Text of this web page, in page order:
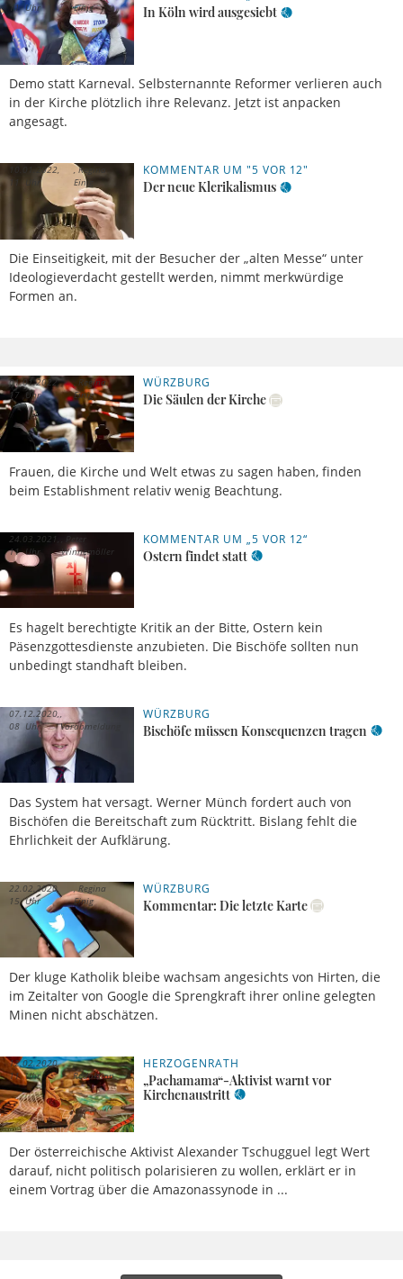
In Köln wird ausgesiebt
Demo statt Karneval. Selbsternannte Reformer verlieren auch
in der Kirche plötzlich ihre Relevanz. Jetzt ist anpacken
angesagt.
11 Uhr
Einig
KOMMENTAR UM "5 VOR 12"
Der neue Klerikalismus
Die Einseitigkeit, mit der Besucher der „alten Messe“ unter
Ideologieverdacht gestellt werden, nimmt merkwürdige
Formen an.
10.01.2022,
11 Uhr
Regina
Einig
WÜRZBURG
Die Säulen der Kirche
Frauen, die Kirche und Welt etwas zu sagen haben, finden
beim Establishment relativ wenig Beachtung.
01.01.2022,
17 Uhr
Regina
Einig
KOMMENTAR UM „5 VOR 12“
Ostern findet statt
Es hagelt berechtigte Kritik an der Bitte, Ostern kein
Päsenzgottesdienste anzubieten. Die Bischöfe sollten nun
unbedingt standhaft bleiben.
24.03.2021,
11 Uhr
Peter
Winnemöller
WÜRZBURG
Bischöfe müssen Konsequenzen tragen
Das System hat versagt. Werner Münch fordert auch von
Bischöfen die Bereitschaft zum Rücktritt. Bislang fehlt die
Ehrlichkeit der Aufklärung.
07.12.2020,
08 Uhr
Vorabmeldung
WÜRZBURG
Kommentar: Die letzte Karte
Der kluge Katholik bleibe wachsam angesichts von Hirten, die
im Zeitalter von Google die Sprengkraft ihrer online gelegten
Minen nicht abschätzen.
22.02.2020,
15 Uhr
Regina
Einig
HERZOGENRATH
„Pachamama“-Aktivist warnt vor
Kirchenaustritt
Der österreichische Aktivist Alexander Tschugguel legt Wert
darauf, nicht politisch polarisieren zu wollen, erklärt er in
einem Vortrag über die Amazonassynode in ...
12.02.2020,
11 Uhr
Redaktion